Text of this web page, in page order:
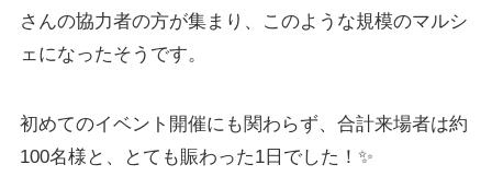
さんの協力者の方が集まり、このような規模のマルシ
ェになったそうです。
初めてのイベント開催にも関わらず、合計来場者は約
100名様と、とても賑わった1日でした！✨